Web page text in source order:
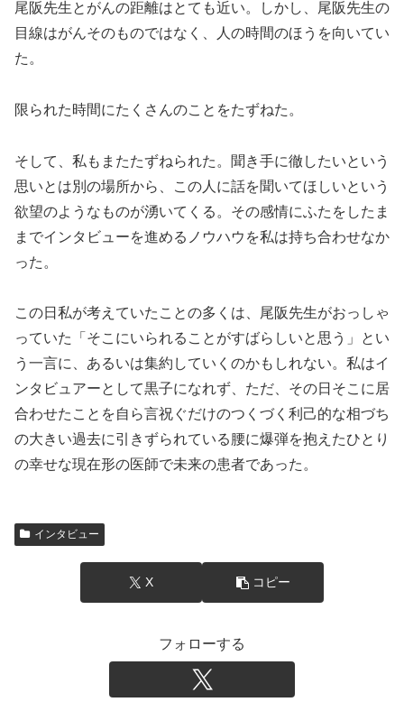
尾阪先生とがんの距離はとても近い。しかし、尾阪先生の
目線はがんそのものではなく、人の時間のほうを向いてい
た。
限られた時間にたくさんのことをたずねた。
そして、私もまたたずねられた。聞き手に徹したいという
思いとは別の場所から、この人に話を聞いてほしいという
欲望のようなものが湧いてくる。その感情にふたをしたま
までインタビューを進めるノウハウを私は持ち合わせなか
った。
この日私が考えていたことの多くは、尾阪先生がおっしゃ
っていた「そこにいられることがすばらしいと思う」とい
う一言に、あるいは集約していくのかもしれない。私はイ
ンタビュアーとして黒子になれず、ただ、その日そこに居
合わせたことを自ら言祝ぐだけのつくづく利己的な相づち
の大きい過去に引きずられている腰に爆弾を抱えたひとり
の幸せな現在形の医師で未来の患者であった。
インタビュー
X コピー
フォローする